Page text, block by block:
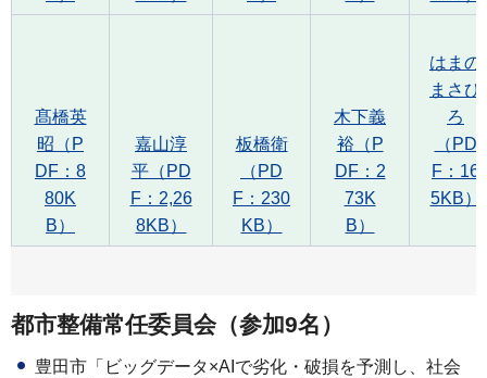
髙橋英
昭（P
DF：8
80K
B）
嘉山淳
平（PD
F：2,26
8KB）
板橋衛
（PD
F：230
KB）
木下義
裕（P
DF：2
73K
B）
はまの
まさひ
ろ
（PD
F：16
5KB）
都市整備常任委員会（参加9名）
豊田市「ビッグデータ×AIで劣化・破損を予測し、社会